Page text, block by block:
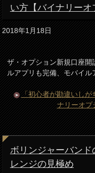
い方【バイナリーオ
2018年1月18日
ザ・オプション新規口座
ルアプリも完備、モバイ
「初心者が勘違いしが
ナリーオプ
ボリンジャーバンド
レンジの見極め